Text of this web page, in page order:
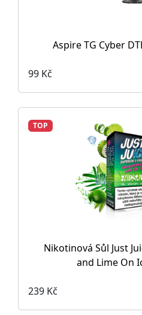
Aspire TG Cyber
99 Kč
TOP
Nikotinová Sůl Just
and Lime On
239 Kč